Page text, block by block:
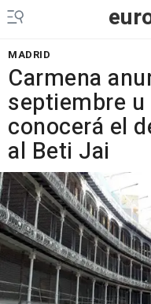
MADRID
Carmena
septiembre
conocerá el
al Beti Jai